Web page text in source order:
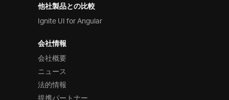
他社製品との比較
Ignite UI for Angular
会社情報
会社概要
ニュース
法的情報